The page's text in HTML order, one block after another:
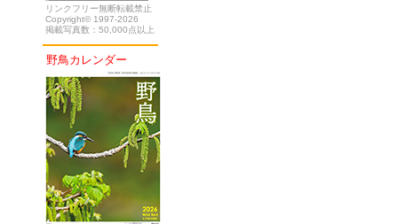
リンクフリー無断転載禁止
Copyright© 1997-2026
掲載写真数：50,000点以上
野鳥カレンダー